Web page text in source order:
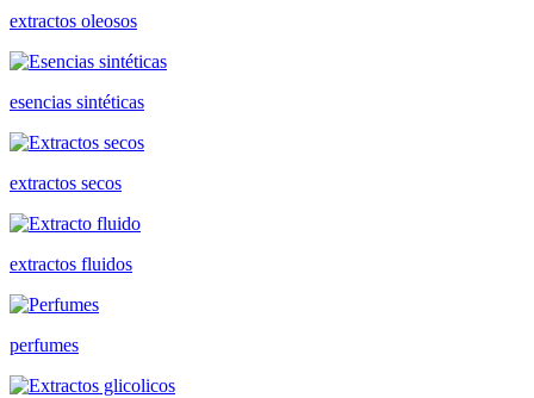
extractos oleosos
esencias sintéticas
extractos secos
extractos fluidos
perfumes